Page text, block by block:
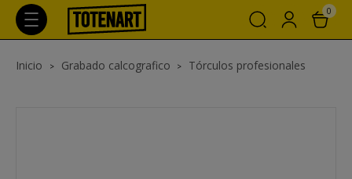
0
Inicio Grabado calcografico Tórculos profesionales